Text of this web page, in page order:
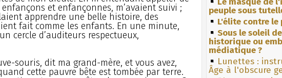
et enfançonnes, m’avaient suivi ;
apprendre une belle histoire, des
fait comme les enfants. En une minute,
cercle d’auditeurs respectueux,
souris, dit ma grand-mère, et vous avez,
cette pauvre bête est tombée par terre.
peuple sous
L'élite contre le
Sous le soleil
historique ou
médiatique ?
Lunettes :
Âge à l'obscure